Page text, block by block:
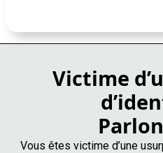
Victime
Vous êtes victime d’une